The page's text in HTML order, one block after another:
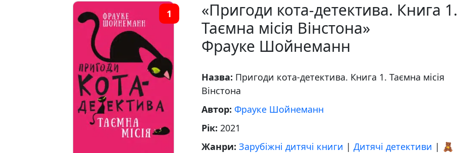
1
«Пригоди кота-детектива. Книга 1.
Таємна місія Вінстона»
Фрауке Шойнеманн
Назва: Пригоди кота-детектива. Книга 1. Таємна місія
Вінстона
Автор: Фрауке Шойнеманн
Рік: 2021
Жанри: Зарубіжні дитячі книги | Дитячі детективи | 🧸